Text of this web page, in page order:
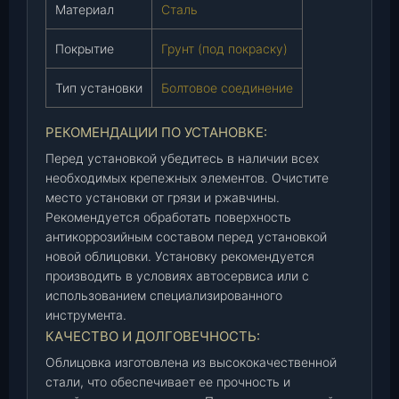
-
1
0
8
-
0
0
)
ш
т
Материал Сталь
Покрытие Грунт (под покраску)
Тип установки Болтовое соединение
РЕКОМЕНДАЦИИ ПО УСТАНОВКЕ:
Перед установкой убедитесь в наличии всех
необходимых крепежных элементов. Очистите
место установки от грязи и ржавчины.
Рекомендуется обработать поверхность
антикоррозийным составом перед установкой
новой облицовки. Установку рекомендуется
производить в условиях автосервиса или с
использованием специализированного
инструмента.
КАЧЕСТВО И ДОЛГОВЕЧНОСТЬ:
Облицовка изготовлена из высококачественной
стали, что обеспечивает ее прочность и